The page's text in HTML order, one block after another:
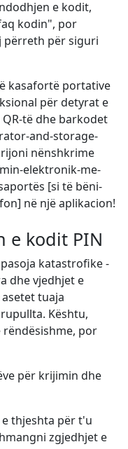
e kodit,
kodin", por
përreth për siguri
kasafortë portative
për detyrat e
të dhe barkodet
and-storage-
nënshkrime
elektronik-me-
[si të bëni-
në një aplikacion!
e kodit PIN
katastrofike -
dhe vjedhjet e
tuaja
Kështu,
rëndësishme, por
për krijimin dhe
e thjeshta për t'u
zgjedhjet e